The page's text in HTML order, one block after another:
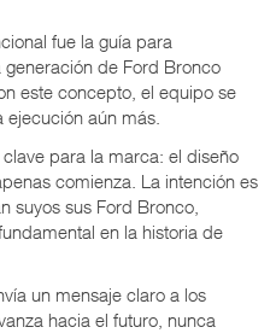
fue la guía para
de Ford Bronco
este concepto, el equipo se
aún más.
para la marca: el diseño
comienza. La intención es
suyos sus Ford Bronco,
en la historia de
un mensaje claro a los
hacia el futuro, nunca